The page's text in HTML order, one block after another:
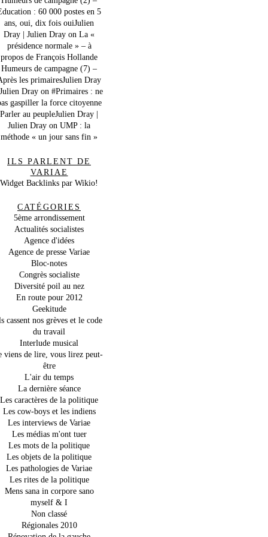
: 60 000 postes en 5
ans, oui, dix fois ouiJulien
Dray | Julien Dray on La «
présidence normale » – à
propos de François Hollande
Humeurs de campagne (7) –
les primairesJulien Dray
Dray on #Primaires : ne
gaspiller la force citoyenne
Parler au peupleJulien Dray |
Julien Dray on UMP : la
méthode « un jour sans fin »
ILS PARLENT DE
VARIAE
Widget Backlinks par Wikio!
CATÉGORIES
5ème arrondissement
Actualités socialistes
Agence d'idées
Agence de presse Variae
Bloc-notes
Congrès socialiste
Diversité poil au nez
En route pour 2012
Geekitude
cassent nos grèves et le code
du travail
Interlude musical
viens de lire, vous lirez peut-
être
L'air du temps
La dernière séance
Les caractères de la politique
Les cow-boys et les indiens
Les interviews de Variae
Les médias m'ont tuer
Les mots de la politique
Les objets de la politique
Les pathologies de Variae
Les rites de la politique
Mens sana in corpore sano
myself & I
Non classé
Régionales 2010